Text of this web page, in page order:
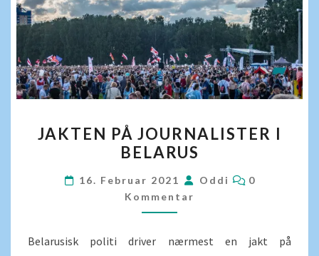
PÅ
JOURNALISTER
I
BELARUS
JAKTEN PÅ JOURNALISTER I
BELARUS
16. Februar 2021 Oddi
0
Kommentar
Belarusisk politi driver nærmest en jakt på